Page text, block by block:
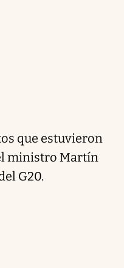
que estuvieron
ministro Martín
G20.